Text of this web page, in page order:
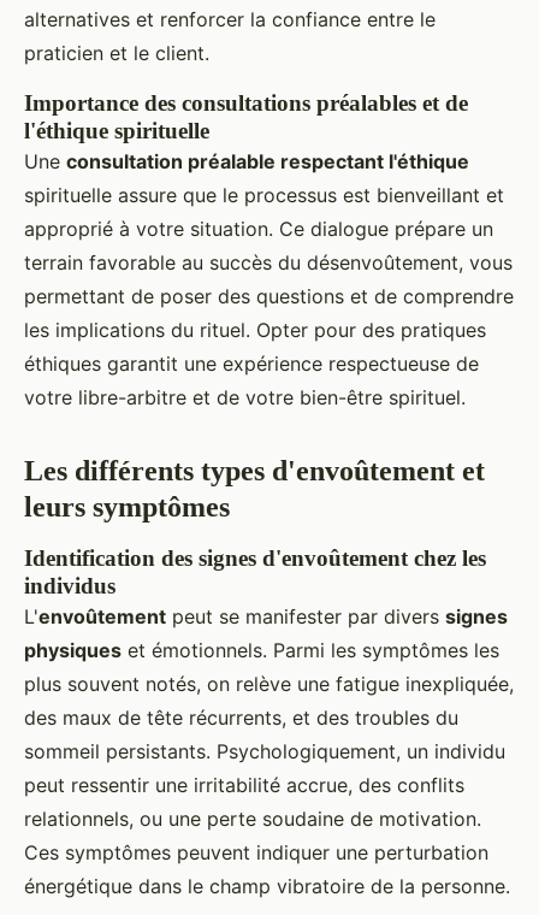
alternatives et renforcer la confiance entre le
praticien et le client.
Importance des consultations préalables et de
l'éthique spirituelle
Une consultation préalable respectant l'éthique
spirituelle assure que le processus est bienveillant et
approprié à votre situation. Ce dialogue prépare un
terrain favorable au succès du désenvoûtement, vous
permettant de poser des questions et de comprendre
les implications du rituel. Opter pour des pratiques
éthiques garantit une expérience respectueuse de
votre libre-arbitre et de votre bien-être spirituel.
Les différents types d'envoûtement et
leurs symptômes
Identification des signes d'envoûtement chez les
individus
L'envoûtement peut se manifester par divers signes
physiques et émotionnels. Parmi les symptômes les
plus souvent notés, on relève une fatigue inexpliquée,
des maux de tête récurrents, et des troubles du
sommeil persistants. Psychologiquement, un individu
peut ressentir une irritabilité accrue, des conflits
relationnels, ou une perte soudaine de motivation.
Ces symptômes peuvent indiquer une perturbation
énergétique dans le champ vibratoire de la personne.